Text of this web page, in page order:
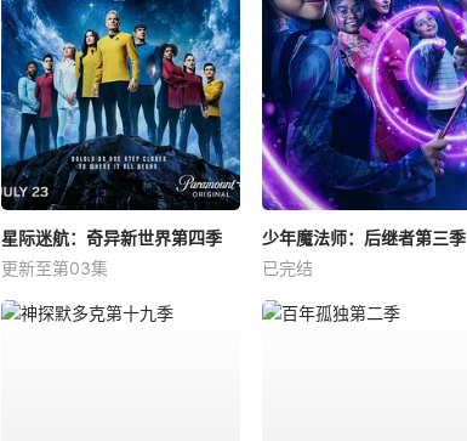
星际迷航：奇异新世界第四季
更新至第03集
少年魔法师：后继者第三季
已完结